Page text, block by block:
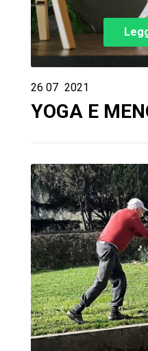
26 07 2021
YOGA E